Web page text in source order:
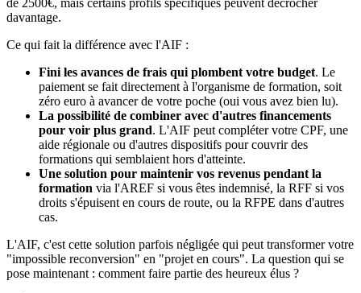
de 2500€, mais certains profils spécifiques peuvent décrocher
davantage.
Ce qui fait la différence avec l'AIF :
Fini les avances de frais qui plombent votre budget. Le
paiement se fait directement à l'organisme de formation, soit
zéro euro à avancer de votre poche (oui vous avez bien lu).
La possibilité de combiner avec d'autres financements
pour voir plus grand. L'AIF peut compléter votre CPF, une
aide régionale ou d'autres dispositifs pour couvrir des
formations qui semblaient hors d'atteinte.
Une solution pour maintenir vos revenus pendant la
formation via l'AREF si vous êtes indemnisé, la RFF si vos
droits s'épuisent en cours de route, ou la RFPE dans d'autres
cas.
L'AIF, c'est cette solution parfois négligée qui peut transformer votre
"impossible reconversion" en "projet en cours". La question qui se
pose maintenant : comment faire partie des heureux élus ?